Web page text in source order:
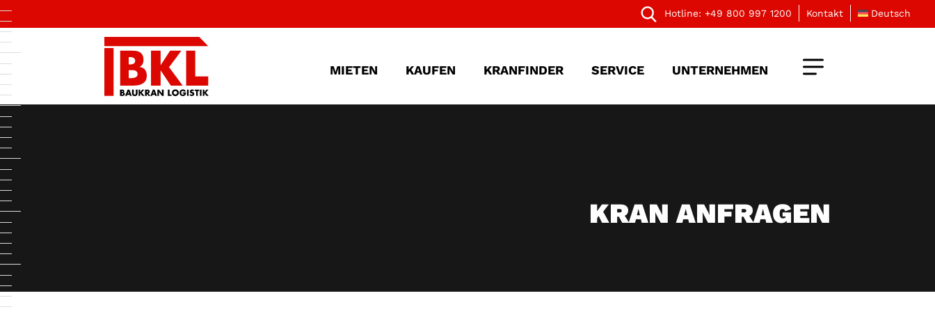
Hotline: +49 800 997 1200 Kontakt Deutsch
MIETEN KAUFEN KRANFINDER SERVICE UNTERNEHMEN
KRAN ANFRAGEN